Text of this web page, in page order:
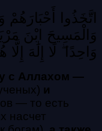
اتَّخَذُوا أَحْبَارَهُمْ
وَالْمَسِيحَ ابْنَ
وَاحِدًا ۖ لَا إِلَٰهَ
с Аллахом —
и
— то есть
насчет